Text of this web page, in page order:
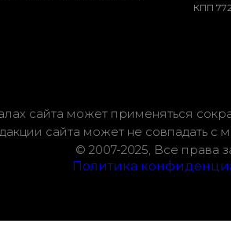
КПП
сайта может применяться
сайта может не совпадать с
© 2007-2025, Все права
Политика